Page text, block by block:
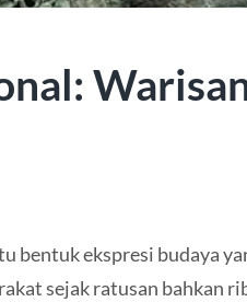
bentuk ekspresi budaya
sejak ratusan bahkan